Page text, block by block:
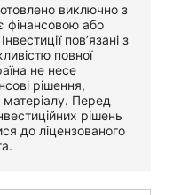
виключно з
фінансовою або
пов’язані з
повної
не несе
рішення,
матеріалу. Перед
рішень
до ліцензованого